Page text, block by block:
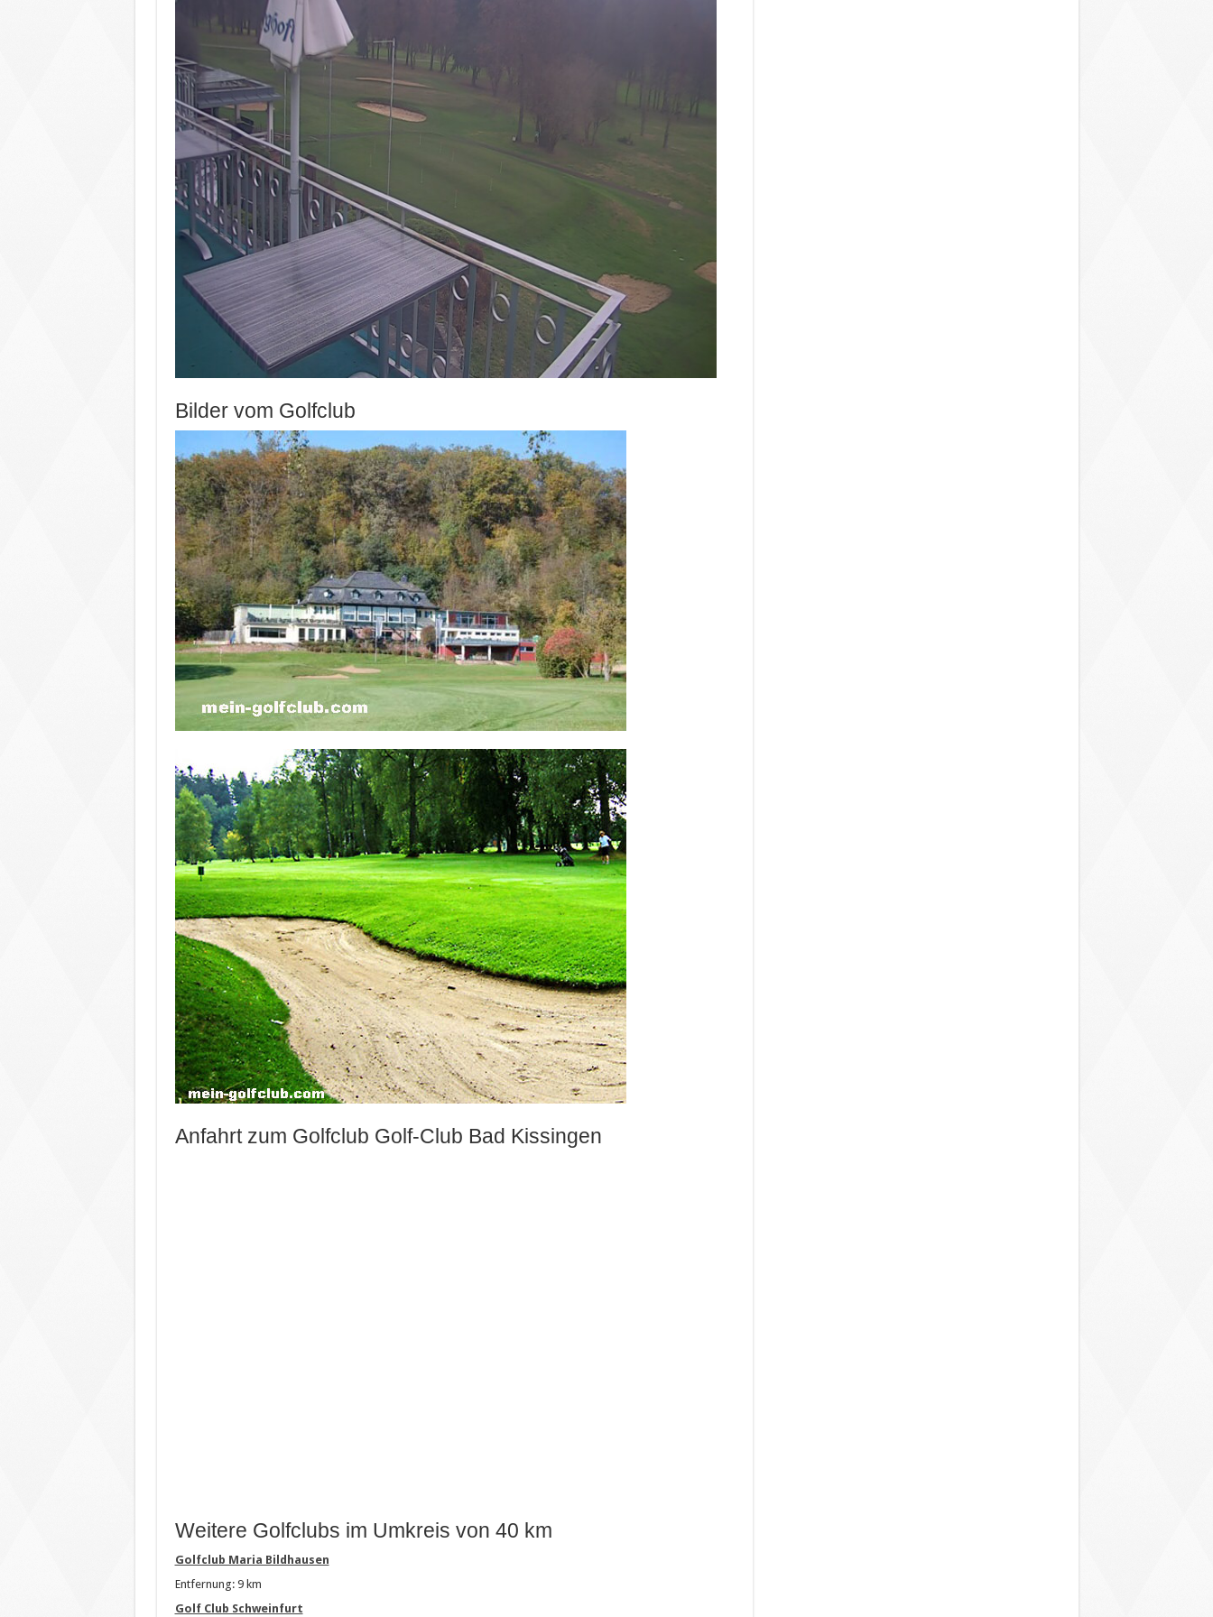
Bilder vom Golfclub
Anfahrt zum Golfclub Golf-Club Bad Kissingen
Weitere Golfclubs im Umkreis von 40 km
Golfclub Maria Bildhausen
Entfernung: 9 km
Golf Club Schweinfurt